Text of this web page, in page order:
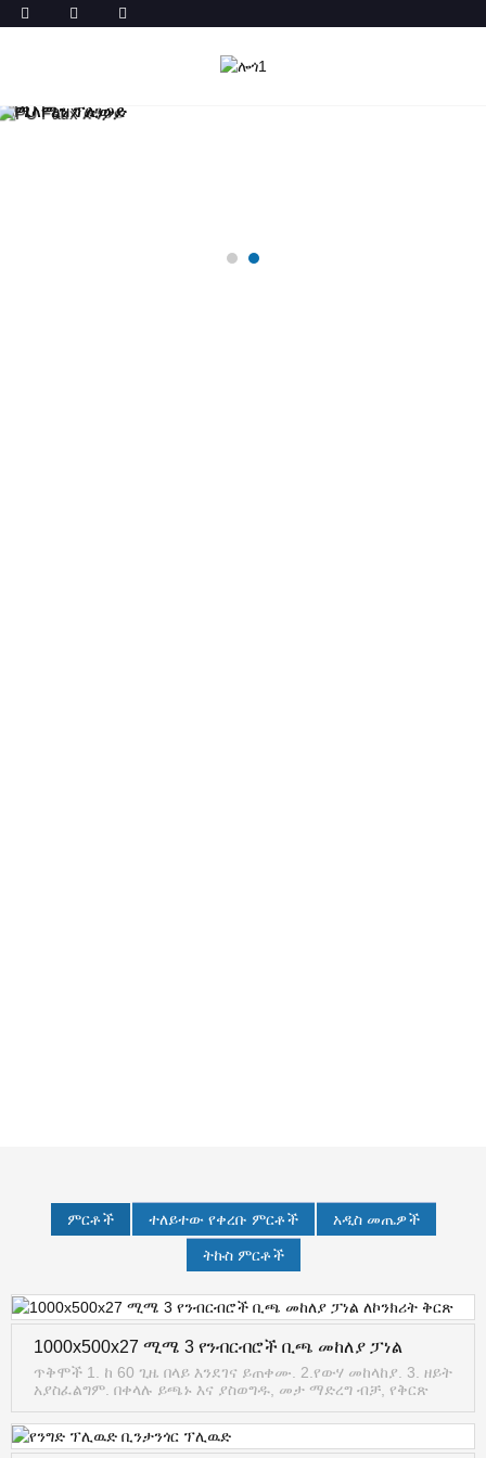
ምርቶች ተለይተው የቀረቡ ምርቶች አዲስ መጤዎች
ትኩስ ምርቶች
1000x500x27 ሚሜ 3 የንብርብሮች ቢጫ መከለያ ፓነል
ለኮንክሪት ቅርጽ
ጥቅሞች 1. ከ 60 ጊዜ በላይ እንደገና ይጠቀሙ. 2.የውሃ መከላከያ. 3. ዘይት
አያስፈልግም. በቀላሉ ይጫኑ እና ያስወግዱ, መታ ማድረግ ብቻ, የቅርጽ
ጥንካሬ. 5. የሚቋቋም ቁጣ...